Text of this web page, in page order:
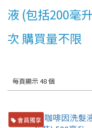
液 (包括200毫
次 購買量不限
每頁顯示 48 個
會員獨享